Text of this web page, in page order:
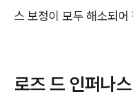
스 보정이 모두 해소되
로즈 드 인퍼나